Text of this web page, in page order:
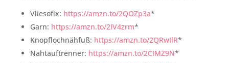
Vliesofix: https://amzn.to/2QOZp3a*
Garn: https://amzn.to/2IV4zrm*
Knopflochnähfuß: https://amzn.to/2QRwIlR*
Nahtauftrenner: https://amzn.to/2CIMZ9N*